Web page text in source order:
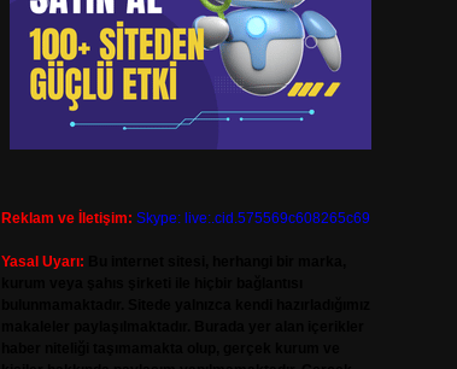
Reklam ve İletişim: Skype: live:.cid.575569c608265c69
Yasal Uyarı: